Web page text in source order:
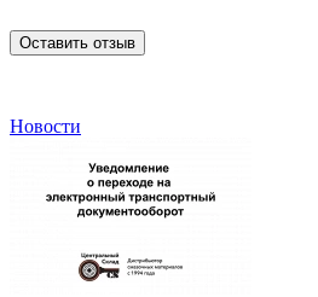
Оставить отзыв
Новости